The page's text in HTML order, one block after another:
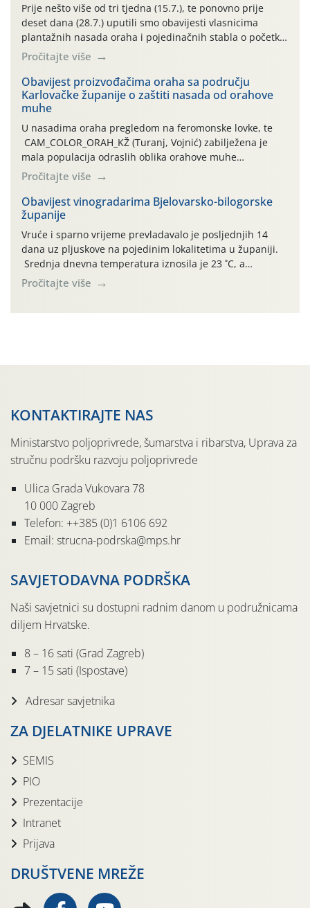
Prije nešto više od tri tjedna (15.7.), te ponovno prije
deset dana (28.7.) uputili smo obavijesti vlasnicima
plantažnih nasada oraha i pojedinačnih stabla o početku
leta i ovogodišnjoj potrebi usmjerenog suzbijanja
orahove muhe (Rhagoletis completa)! Već dvanaest dana
traje drugi ovogodišnji “toplinski udar”, koji naročito
izražen zadnja šest dana (31.7.-05.8.), jer najviše
temperature zraka svakodnevno […]
Pročitajte više
Obavijest proizvođačima oraha sa području
Karlovačke županije o zaštiti nasada od orahove
muhe
U nasadima oraha pregledom na feromonske lovke, te
CAM_COLOR_ORAH_KŽ (Turanj, Vojnić) zabilježena je
mala populacija odraslih oblika orahove muhe
(Rhagoletis completa). Niska brojnost može se objasniti
činjenicom da je riječ o mladim nasadima s vrlo malim
urodom, što je povezano i s manjim brojem prezimjelih
jedinki. U starijim nasadima, na žutim ljepljivim Rebell
pločama s […]
Pročitajte više
Obavijest vinogradarima Bjelovarsko-bilogorske
županije
Vruće i sparno vrijeme prevladavalo je posljednjih 14
dana uz pljuskove na pojedinim lokalitetima u županiji.
Srednja dnevna temperatura iznosila je 23 ˚C, a
maksimalne su posljednjih dana dosezale do 35 ˚C.
Simptome plamenjače vinove loze (Plasmoparas
Pročitajte više
KONTAKTIRAJTE NAS
Ministarstvo poljoprivrede, šumarstva i ribarstva, Uprava za
stručnu podršku razvoju poljoprivrede
Ulica Grada Vukovara 78
10 000 Zagreb
Telefon: ++385 (0)1 6106 692
Email: strucna-podrska@mps.hr
SAVJETODAVNA PODRŠKA
Naši savjetnici su dostupni radnim danom u podružnicama
diljem Hrvatske.
8 – 16 sati (Grad Zagreb)
7 – 15 sati (Ispostave)
Adresar savjetnika
ZA DJELATNIKE UPRAVE
SEMIS
PIO
Prezentacije
Intranet
Prijava
DRUŠTVENE MREŽE